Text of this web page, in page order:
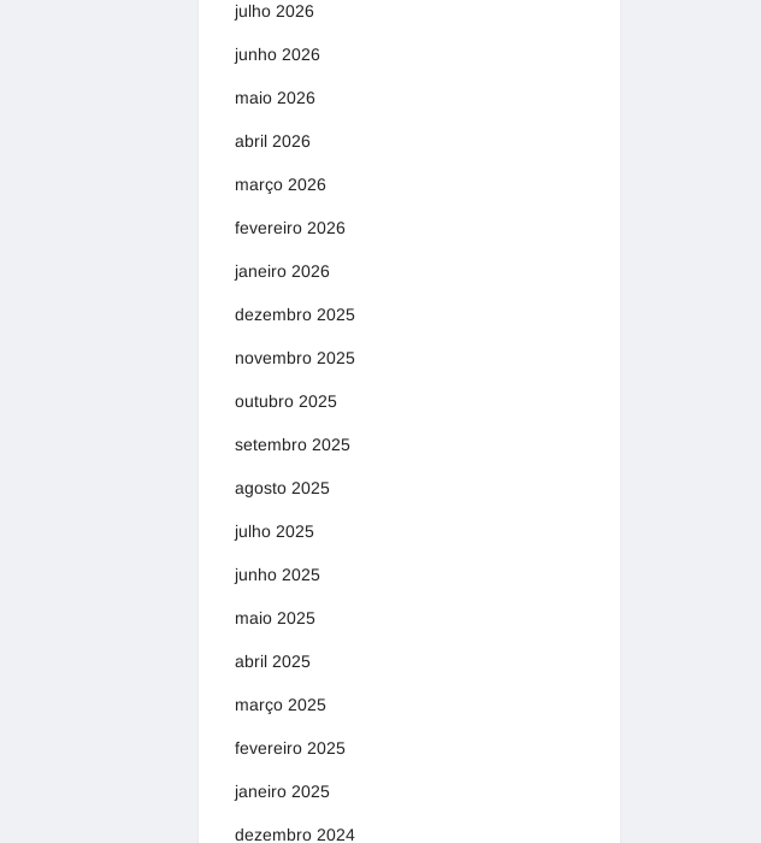
julho 2026
junho 2026
maio 2026
abril 2026
março 2026
fevereiro 2026
janeiro 2026
dezembro 2025
novembro 2025
outubro 2025
setembro 2025
agosto 2025
julho 2025
junho 2025
maio 2025
abril 2025
março 2025
fevereiro 2025
janeiro 2025
dezembro 2024